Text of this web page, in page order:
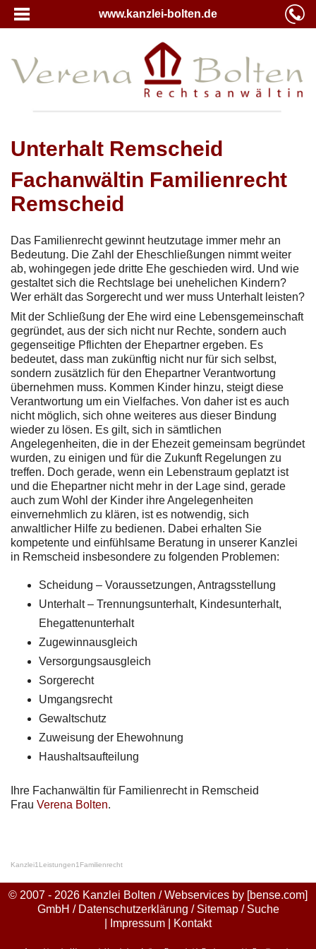
www.kanzlei-bolten.de
Unterhalt Remscheid
Fachanwältin Familienrecht
Remscheid
Das Familienrecht gewinnt heutzutage immer mehr an
Bedeutung. Die Zahl der Eheschließungen nimmt weiter
ab, wohingegen jede dritte Ehe geschieden wird. Und wie
gestaltet sich die Rechtslage bei unehelichen Kindern?
Wer erhält das Sorgerecht und wer muss Unterhalt leisten?
Mit der Schließung der Ehe wird eine Lebensgemeinschaft
gegründet, aus der sich nicht nur Rechte, sondern auch
gegenseitige Pflichten der Ehepartner ergeben. Es
bedeutet, dass man zukünftig nicht nur für sich selbst,
sondern zusätzlich für den Ehepartner Verantwortung
übernehmen muss. Kommen Kinder hinzu, steigt diese
Verantwortung um ein Vielfaches. Von daher ist es auch
nicht möglich, sich ohne weiteres aus dieser Bindung
wieder zu lösen. Es gilt, sich in sämtlichen
Angelegenheiten, die in der Ehezeit gemeinsam begründet
wurden, zu einigen und für die Zukunft Regelungen zu
treffen. Doch gerade, wenn ein Lebenstraum geplatzt ist
und die Ehepartner nicht mehr in der Lage sind, gerade
auch zum Wohl der Kinder ihre Angelegenheiten
einvernehmlich zu klären, ist es notwendig, sich
anwaltlicher Hilfe zu bedienen. Dabei erhalten Sie
kompetente und einfühlsame Beratung in unserer Kanzlei
in Remscheid insbesondere zu folgenden Problemen:
Scheidung – Voraussetzungen, Antragsstellung
Unterhalt – Trennungsunterhalt, Kindesunterhalt,
Ehegattenunterhalt
Zugewinnausgleich
Versorgungsausgleich
Sorgerecht
Umgangsrecht
Gewaltschutz
Zuweisung der Ehewohnung
Haushaltsaufteilung
Ihre Fachanwältin für Familienrecht in Remscheid
Frau Verena Bolten.
Kanzlei1 Leistungen1 Familienrecht
© 2007 - 2026 Kanzlei Bolten / Webservices by [bense.com]
GmbH / Datenschutzerklärung / Sitemap/ Suche
Impressum Kontakt